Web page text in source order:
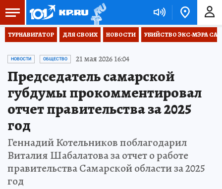
ТУРНАВИГАТОР ДЛЯ СВОИХ НОВОСТИ УБИЙСТВО ЭКС-МЭРА
НОВОСТИ ОБЩЕСТВО 21 мая 2026 16:04
Председатель самарской
губдумы прокомментировал
отчет правительства за 2025
год
Геннадий Котельников поблагодарил
Виталия Шабалатова за отчет о работе
правительства Самарской области за 2025
год